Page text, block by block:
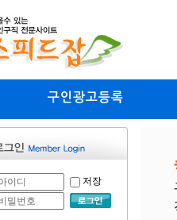
구인광고등록
저장